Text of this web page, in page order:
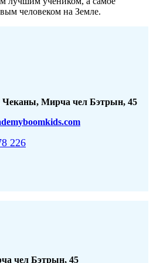
человеком на Земле.
Чеканы, Мирча чел Бэтрын, 45
226
чел Бэтрын, 45